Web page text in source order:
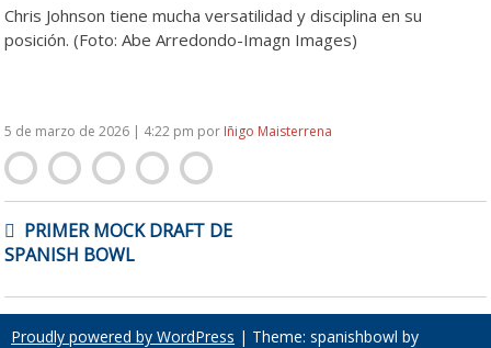
Chris Johnson tiene mucha versatilidad y disciplina en su
posición. (Foto: Abe Arredondo-Imagn Images)
5 de marzo de 2026 | 4:22 pm por Iñigo Maisterrena
DE
ENTRADAS
PRIMER MOCK DRAFT DE
SPANISH BOWL
Proudly powered by WordPress | Theme: spanishbowl by